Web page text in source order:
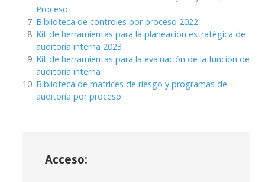
Proceso
Biblioteca de controles por proceso 2022
Kit de herramientas para la planeación estratégica de
auditoría interna 2023
Kit de herramientas para la evaluación de la función de
auditoría interna
Biblioteca de matrices de riesgo y programas de
auditoría por proceso
Acceso: